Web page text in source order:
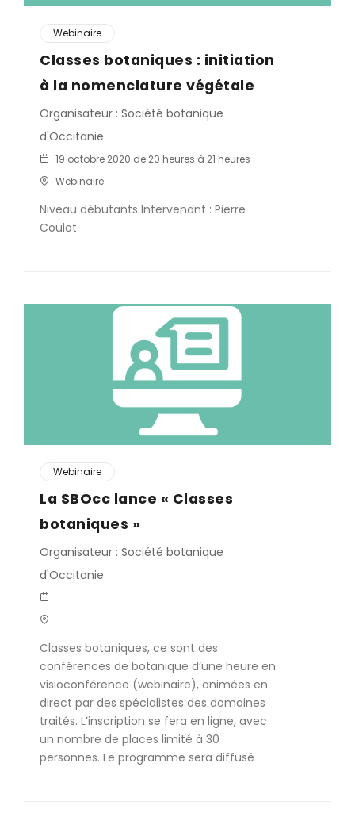
Webinaire
Classes botaniques : initiation
à la nomenclature végétale
Organisateur : Société botanique
d'Occitanie
19 octobre 2020 de 20 heures à 21 heures
Webinaire
Niveau débutants Intervenant : Pierre
Coulot
Webinaire
La SBOcc lance « Classes
botaniques »
Organisateur : Société botanique
d'Occitanie
Classes botaniques, ce sont des
conférences de botanique d’une heure en
visioconférence (webinaire), animées en
direct par des spécialistes des domaines
traités. L’inscription se fera en ligne, avec
un nombre de places limité à 30
personnes. Le programme sera diffusé